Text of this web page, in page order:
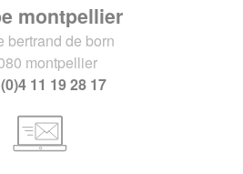
montpellier
bertrand de born
montpellier
11 19 28 17